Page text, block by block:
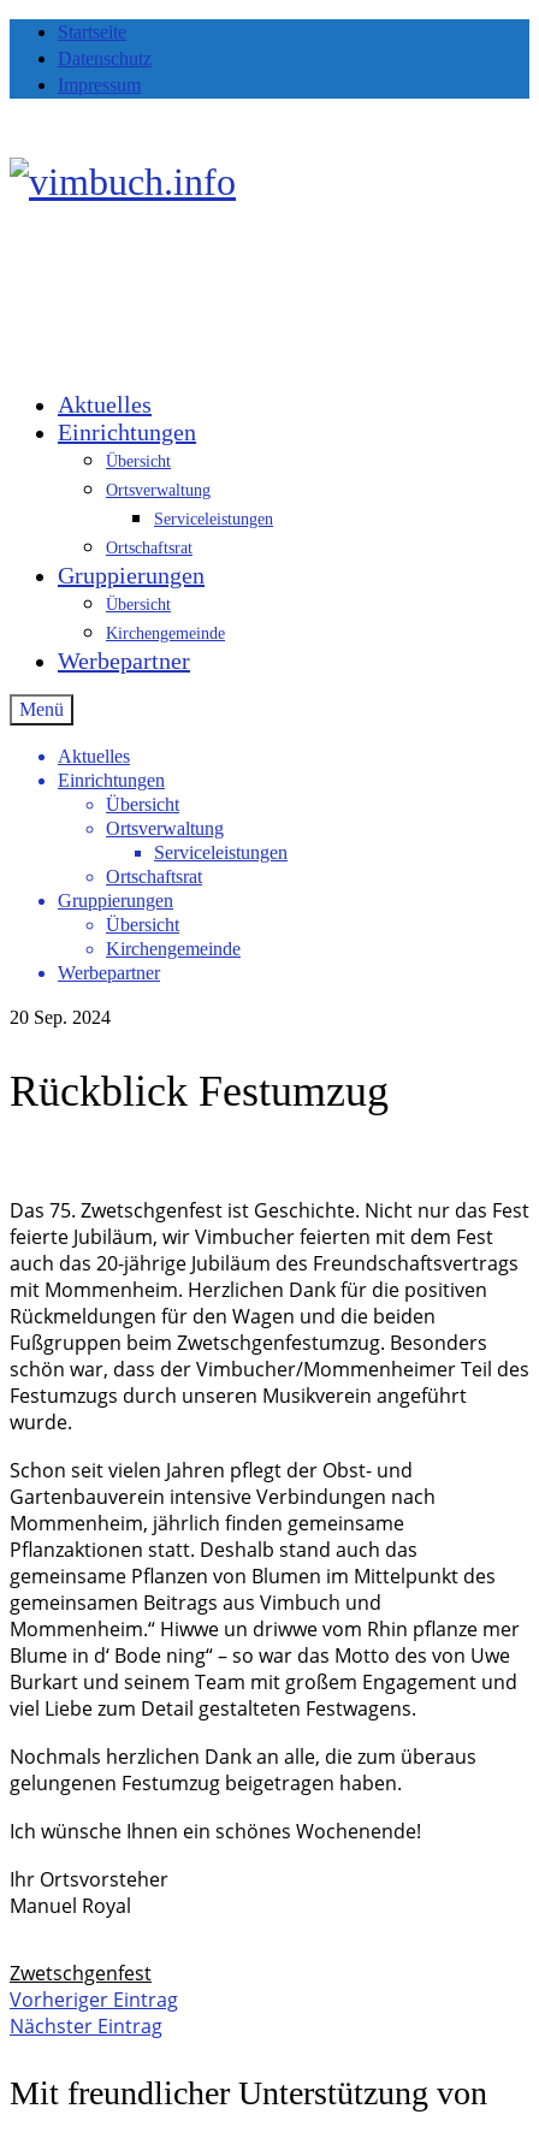
Startseite
Datenschutz
Impressum
Aktuelles
Einrichtungen
Übersicht
Ortsverwaltung
Serviceleistungen
Ortschaftsrat
Gruppierungen
Übersicht
Kirchengemeinde
Werbepartner
Menü
Aktuelles
Einrichtungen
Übersicht
Ortsverwaltung
Serviceleistungen
Ortschaftsrat
Gruppierungen
Übersicht
Kirchengemeinde
Werbepartner
20 Sep. 2024
Rückblick Festumzug
Das 75. Zwetschgenfest ist Geschichte. Nicht nur das Fest
feierte Jubiläum, wir Vimbucher feierten mit dem Fest
auch das 20-jährige Jubiläum des Freundschaftsvertrags
mit Mommenheim. Herzlichen Dank für die positiven
Rückmeldungen für den Wagen und die beiden
Fußgruppen beim Zwetschgenfestumzug. Besonders
schön war, dass der Vimbucher/Mommenheimer Teil des
Festumzugs durch unseren Musikverein angeführt
wurde.
Schon seit vielen Jahren pflegt der Obst- und
Gartenbauverein intensive Verbindungen nach
Mommenheim, jährlich finden gemeinsame
Pflanzaktionen statt. Deshalb stand auch das
gemeinsame Pflanzen von Blumen im Mittelpunkt des
gemeinsamen Beitrags aus Vimbuch und
Mommenheim.“ Hiwwe un driwwe vom Rhin pflanze mer
Blume in d‘ Bode ning“ – so war das Motto des von Uwe
Burkart und seinem Team mit großem Engagement und
viel Liebe zum Detail gestalteten Festwagens.
Nochmals herzlichen Dank an alle, die zum überaus
gelungenen Festumzug beigetragen haben.
Ich wünsche Ihnen ein schönes Wochenende!
Ihr Ortsvorsteher
Manuel Royal
Zwetschgenfest
Vorheriger Eintrag
Nächster Eintrag
Mit freundlicher Unterstützung von